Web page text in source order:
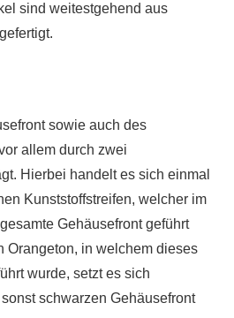
sind weitestgehend aus
sowie auch des
allem durch zwei
Hierbei handelt es sich einmal
Kunststoffstreifen, welcher im
Gehäusefront geführt
Orangeton, in welchem dieses
wurde, setzt es sich
schwarzen Gehäusefront